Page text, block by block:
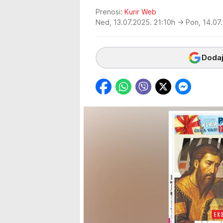
Prenosi: Kurir Web
Ned, 13.07.2025. 21:10h → Pon,